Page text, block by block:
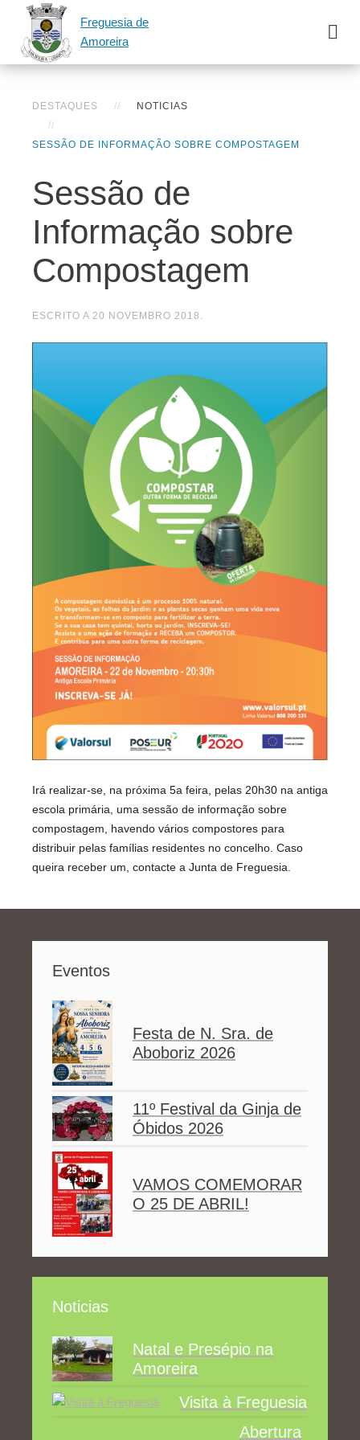
Freguesia de
Amoreira
DESTAQUES NOTICIAS
SESSÃO DE INFORMAÇÃO SOBRE COMPOSTAGEM
Sessão de
Informação sobre
Compostagem
ESCRITO A 20 NOVEMBRO 2018 .
Irá realizar-se, na próxima 5a feira, pelas 20h30 na antiga
escola primária, uma sessão de informação sobre
compostagem, havendo vários compostores para
distribuir pelas famílias residentes no concelho. Caso
queira receber um, contacte a Junta de Freguesia.
Eventos
Festa de N. Sra. de
Aboboriz 2026
11º Festival da Ginja de
Óbidos 2026
VAMOS COMEMORAR
O 25 DE ABRIL!
Noticias
Natal e Presépio na
Amoreira
Visita à Freguesia
Abertura